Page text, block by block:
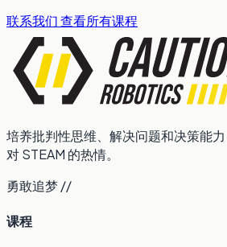
联系我们查看所有课程
培养批判性思维、解决问题和决策能
对 STEAM 的热情。
勇敢追梦 //
课程